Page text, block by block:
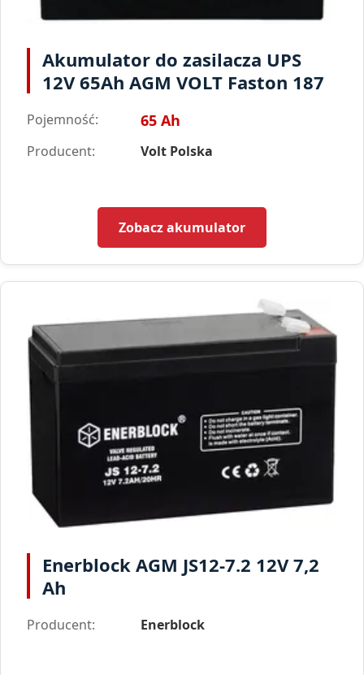
Akumulator do zasilacza UPS
12V 65Ah AGM VOLT Faston 187
Pojemność: 65 Ah
Producent: Volt Polska
Zobacz akumulator
Enerblock AGM JS12-7.2 12V 7,2
Ah
Producent: Enerblock